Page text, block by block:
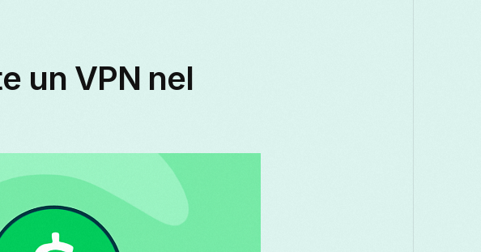
un VPN nel